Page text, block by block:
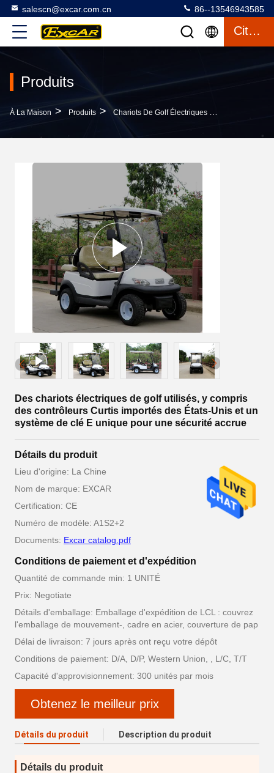
salescn@excar.com.cn 86--13546943585
Citation
Produits
À La Maison > Produits > Chariots De Golf Électriques Utilisés
Des chariots électriques de golf utilisés, y compris
des contrôleurs Curtis importés des États-Unis et un
système de clé E unique pour une sécurité accrue
Détails du produit
Lieu d'origine: La Chine
Nom de marque: EXCAR
Certification: CE
Numéro de modèle: A1S2+2
Documents: Excar catalog.pdf
Conditions de paiement et d'expédition
Quantité de commande min: 1 UNITÉ
Prix: Negotiate
Détails d'emballage: Emballage d'expédition de LCL : couvrez
l'emballage de mouvement-, cadre en acier, couverture de pap
Délai de livraison: 7 jours après ont reçu votre dépôt
Conditions de paiement: D/A, D/P, Western Union, , L/C, T/T
Capacité d'approvisionnement: 300 unités par mois
Obtenez le meilleur prix
Détails du produit Description du produit
Détails du produit